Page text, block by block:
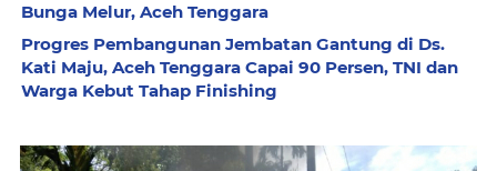
Bunga Melur, Aceh Tenggara
Progres Pembangunan Jembatan Gantung di Ds.
Kati Maju, Aceh Tenggara Capai 90 Persen, TNI dan
Warga Kebut Tahap Finishing